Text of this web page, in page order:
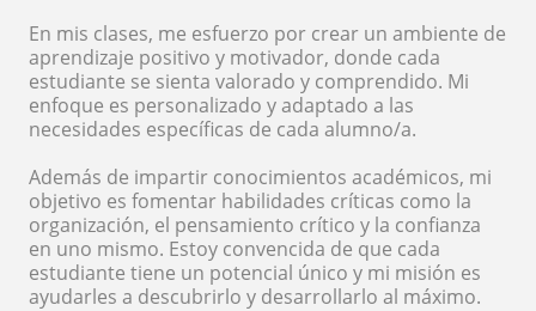
En mis clases, me esfuerzo por crear un ambiente de
aprendizaje positivo y motivador, donde cada
estudiante se sienta valorado y comprendido. Mi
enfoque es personalizado y adaptado a las
necesidades específicas de cada alumno/a.
Además de impartir conocimientos académicos, mi
objetivo es fomentar habilidades críticas como la
organización, el pensamiento crítico y la confianza
en uno mismo. Estoy convencida de que cada
estudiante tiene un potencial único y mi misión es
ayudarles a descubrirlo y desarrollarlo al máximo.